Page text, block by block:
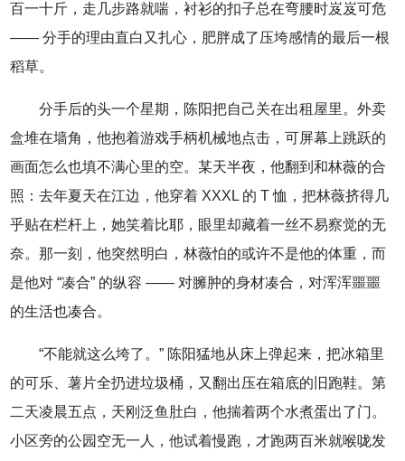
百一十斤，走几步路就喘，衬衫的扣子总在弯腰时岌岌可危
—— 分手的理由直白又扎心，肥胖成了压垮感情的最后一根
稻草。
分手后的头一个星期，陈阳把自己关在出租屋里。外卖
盒堆在墙角，他抱着游戏手柄机械地点击，可屏幕上跳跃的
画面怎么也填不满心里的空。某天半夜，他翻到和林薇的合
照：去年夏天在江边，他穿着 XXXL 的 T 恤，把林薇挤得几
乎贴在栏杆上，她笑着比耶，眼里却藏着一丝不易察觉的无
奈。那一刻，他突然明白，林薇怕的或许不是他的体重，而
是他对 “凑合” 的纵容 —— 对臃肿的身材凑合，对浑浑噩噩
的生活也凑合。
“不能就这么垮了。” 陈阳猛地从床上弹起来，把冰箱里
的可乐、薯片全扔进垃圾桶，又翻出压在箱底的旧跑鞋。第
二天凌晨五点，天刚泛鱼肚白，他揣着两个水煮蛋出了门。
小区旁的公园空无一人，他试着慢跑，才跑两百米就喉咙发